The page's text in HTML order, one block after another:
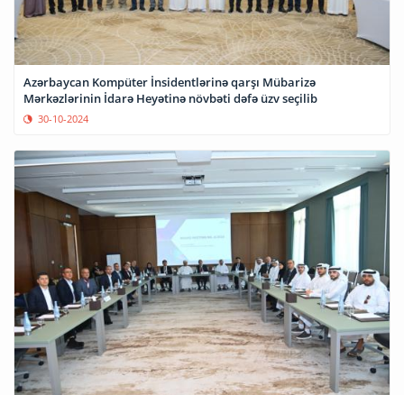
Azərbaycan Kompüter İnsidentlərinə qarşı Mübarizə
Mərkəzlərinin İdarə Heyətinə növbəti dəfə üzv seçilib
30-10-2024